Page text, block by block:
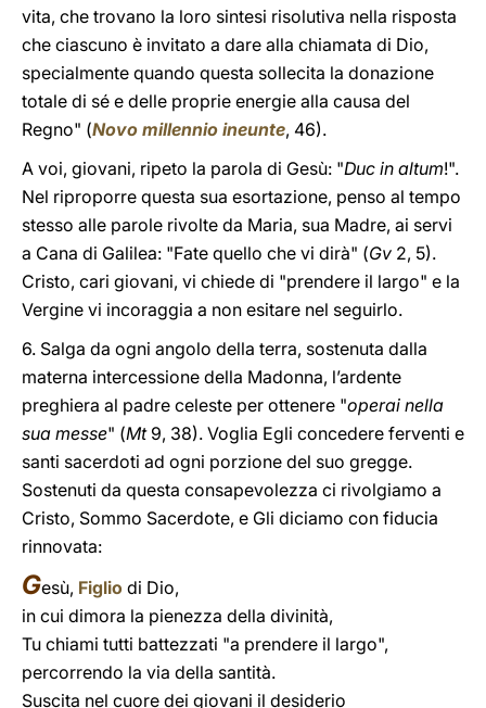
vita, che trovano la loro sintesi risolutiva nella risposta
che ciascuno è invitato a dare alla chiamata di Dio,
specialmente quando questa sollecita la donazione
totale di sé e delle proprie energie alla causa del
Regno" (Novo millennio ineunte, 46).
A voi, giovani, ripeto la parola di Gesù: "Duc in altum!".
Nel riproporre questa sua esortazione, penso al tempo
stesso alle parole rivolte da Maria, sua Madre, ai servi
a Cana di Galilea: "Fate quello che vi dirà" (Gv 2, 5).
Cristo, cari giovani, vi chiede di "prendere il largo" e la
Vergine vi incoraggia a non esitare nel seguirlo.
6. Salga da ogni angolo della terra, sostenuta dalla
materna intercessione della Madonna, l’ardente
preghiera al padre celeste per ottenere "operai nella
sua messe" (Mt 9, 38). Voglia Egli concedere ferventi e
santi sacerdoti ad ogni porzione del suo gregge.
Sostenuti da questa consapevolezza ci rivolgiamo a
Cristo, Sommo Sacerdote, e Gli diciamo con fiducia
rinnovata:
Gesù, Figlio di Dio,
in cui dimora la pienezza della divinità,
Tu chiami tutti battezzati "a prendere il largo",
percorrendo la via della santità.
Suscita nel cuore dei giovani il desiderio